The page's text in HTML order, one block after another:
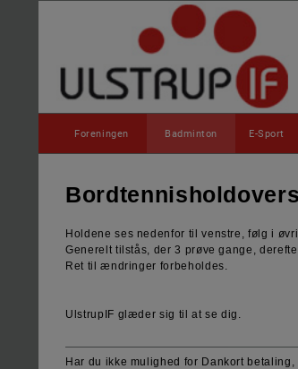
Foreningen Badminton E-Sport
Holdene ses nedenfor til venstre, følg i
Generelt tilstås, der 3 prøve gange,
Ret til ændringer forbeholdes.
UlstrupIF glæder sig til at se dig.
Har du ikke mulighed for Dankort betaling,